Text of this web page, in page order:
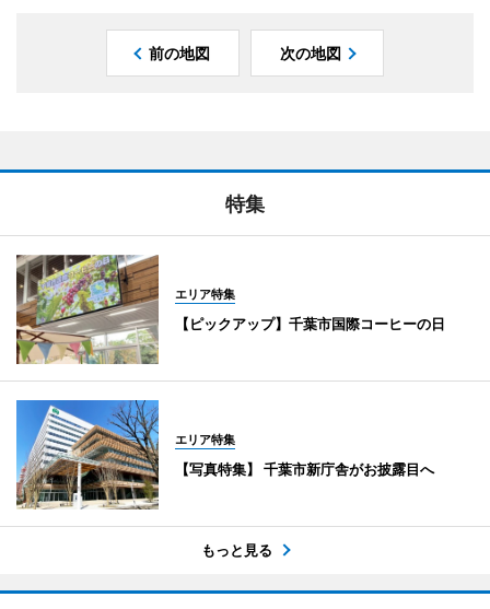
前の地図 次の地図
特集
エリア特集
【ピックアップ】千葉市国際コーヒーの日
エリア特集
【写真特集】 千葉市新庁舎がお披露目へ
もっと見る